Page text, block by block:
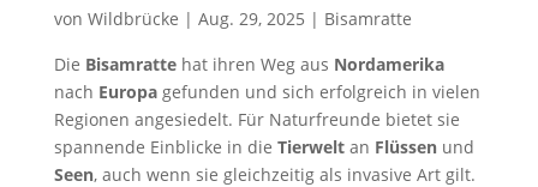
von Wildbrücke | Aug. 29, 2025 | Bisamratte
Die Bisamrattehat ihren Weg aus Nordamerika
nach Europagefunden und sich erfolgreich in vielen
Regionen angesiedelt. Für Naturfreunde bietet sie
spannende Einblicke in die Tierweltan Flüssenund
Seen, auch wenn sie gleichzeitig als invasive Art gilt.